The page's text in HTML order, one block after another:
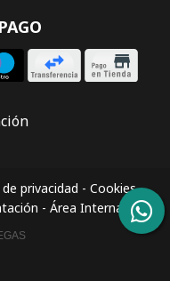
privacidad - Cookies-
- Área Interna